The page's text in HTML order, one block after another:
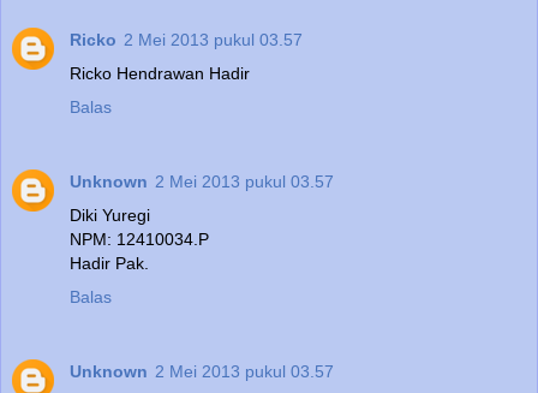
Ricko 2 Mei 2013 pukul 03.57
Ricko Hendrawan Hadir
Balas
Unknown 2 Mei 2013 pukul 03.57
Diki Yuregi
NPM: 12410034.P
Hadir Pak.
Balas
Unknown 2 Mei 2013 pukul 03.57